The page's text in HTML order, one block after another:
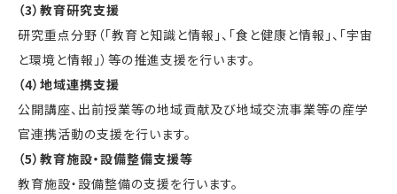
（3）教育研究支援
研究重点分野（「教育と知識と情報」、「食と健康と情報」、「宇宙
と環境と情報」）等の推進支援を行います。
（4）地域連携支援
公開講座、出前授業等の地域貢献及び地域交流事業等の産学
官連携活動の支援を行います。
（5）教育施設・設備整備支援等
教育施設・設備整備の支援を行います。